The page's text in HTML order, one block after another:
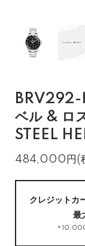
BRV292-
ベル & ロ
STEEL
484,000円(
クレジットカ
最
＊